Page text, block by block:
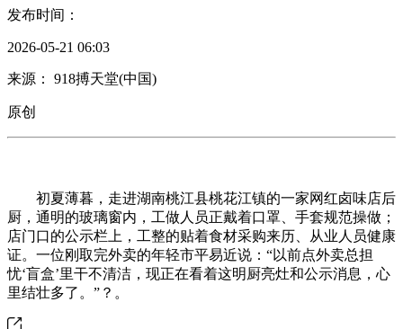
发布时间：
2026-05-21 06:03
来源： 918搏天堂(中国)
原创
初夏薄暮，走进湖南桃江县桃花江镇的一家网红卤味店后
厨，通明的玻璃窗内，工做人员正戴着口罩、手套规范操做；
店门口的公示栏上，工整的贴着食材采购来历、从业人员健康
证。一位刚取完外卖的年轻市平易近说：“以前点外卖总担
忧‘盲盒’里干不清洁，现正在看着这明厨亮灶和公示消息，心
里结壮多了。”？。